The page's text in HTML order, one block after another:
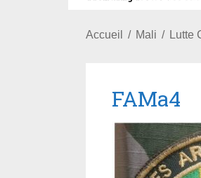
Accueil Mali Lutte
FAMa4